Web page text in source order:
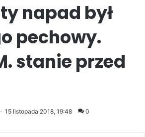
napad był
pechowy.
stanie przed
15 listopada 2018, 19:48 0